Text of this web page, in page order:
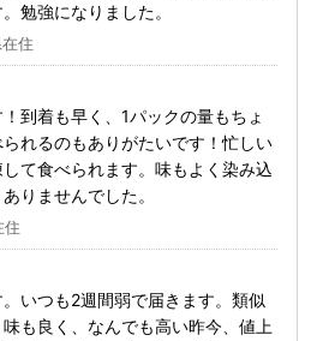
勉強になりました。
住
到着も早く、1パックの量もちょ
れるのもありがたいです！忙しい
て食べられます。味もよく染み込
りませんでした。
住
いつも2週間弱で届きます。類似
も良く、なんでも高い昨今、値上